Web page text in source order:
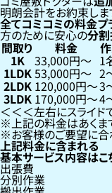
明朗会計をお約束しま
全てコミコミの料金プ
方のために安心の分
間取り 料金
1K 33,000円〜 1
1LDK53,000円〜 2
2LDK 120,000円〜3
3LDK 170,000円〜4
左右にスライド
上記の料金はあくま
お客様のご要望に合
上記料金に含まれる
基本サービス内容はこ
出張費
分別作業